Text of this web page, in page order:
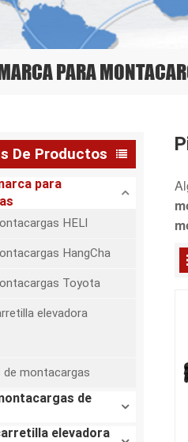
PARA
De Productos
para
HELI
HangCha
Toyota
elevadora
de montacargas
de
elevadora